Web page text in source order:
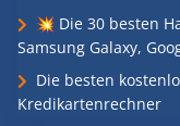
💥 Die 30 besten
Samsung Galaxy,
Die besten
Kredikartenrechner